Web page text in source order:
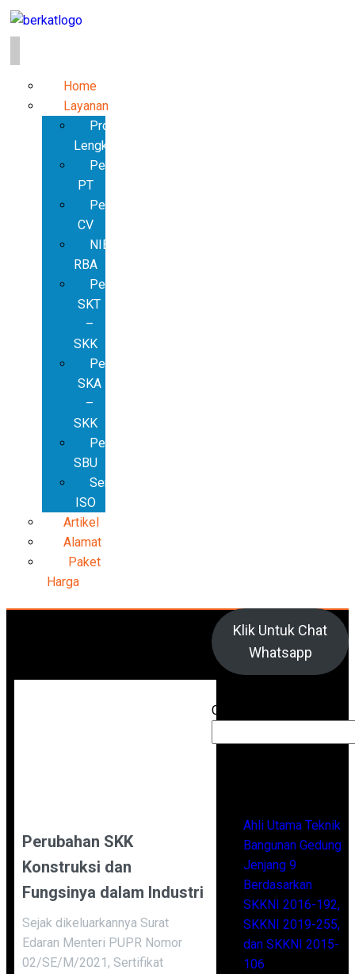
Home
Layanan
Produk
Lengkap
Pendirian
PT
Pendirian
CV
NIB
RBA
Pembuatan
SKT
–
SKK
Pembuatan
SKA
–
SKK
Pembuatan
SBU
Sertifikat
ISO
Artikel
Alamat
Paket
Harga
Perubahan SKK
Konstruksi dan
Fungsinya dalam Industri
Sejak dikeluarkannya Surat
Edaran Menteri PUPR Nomor
02/SE/M/2021, Sertifikat
Klik Untuk Chat
Whatsapp
Cari
Ahli Utama Teknik
Bangunan Gedung
Jenjang 9
Berdasarkan
SKKNI 2016-192,
SKKNI 2019-255,
dan SKKNI 2015-
106